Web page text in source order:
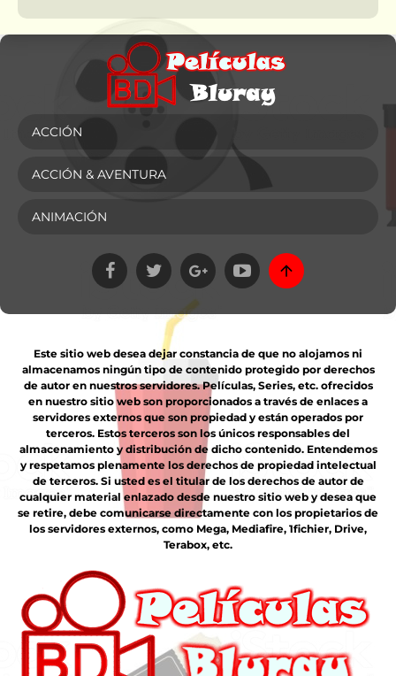
ACCIÓN
ACCIÓN & AVENTURA
ANIMACIÓN
Este sitio web desea dejar constancia de que no alojamos ni
almacenamos ningún tipo de contenido protegido por derechos
de autor en nuestros servidores. Películas, Series, etc. ofrecidos
en nuestro sitio web son proporcionados a través de enlaces a
servidores externos que son propiedad y están operados por
terceros. Estos terceros son los únicos responsables del
almacenamiento y distribución de dicho contenido. Entendemos
y respetamos plenamente los derechos de propiedad intelectual
de terceros. Si usted es el titular de los derechos de autor de
cualquier material enlazado desde nuestro sitio web y desea que
se retire, debe comunicarse directamente con los propietarios de
los servidores externos, como Mega, Mediafire, 1fichier, Drive,
Terabox, etc.